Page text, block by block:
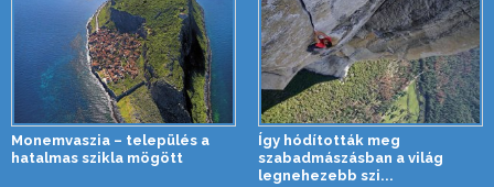
Monemvaszia – település a
hatalmas szikla mögött
Így hódították meg
szabadmászásban a világ
legnehezebb szi...